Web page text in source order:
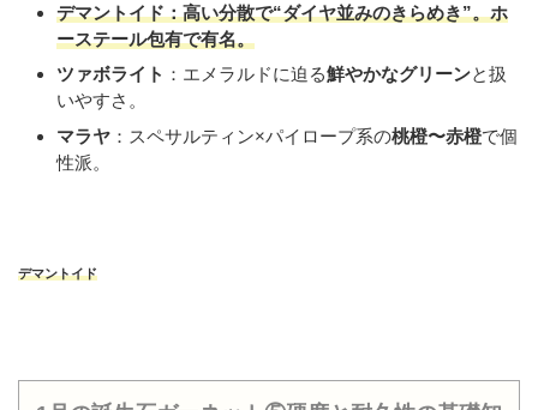
デマントイド：高い分散で“ダイヤ並みのきらめき”。ホ
ーステール包有で有名。
ツァボライト ：エメラルドに迫る鮮やかなグリーンと扱
いやすさ。
マラヤ ：スペサルティン×パイロープ系の桃橙〜赤橙で個
性派。
デマントイド